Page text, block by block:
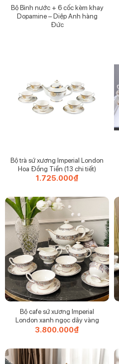
Bộ Bình nước + 6 cốc kèm khay
Dopamine – Diệp Anh hàng
Đức
Bộ trà sứ xương Imperial London
Hoa Đồng Tiền (13 chi tiết)
1.725.000₫
Bộ cafe sứ xương Imperial
London xanh ngọc dây vàng
3.800.000₫